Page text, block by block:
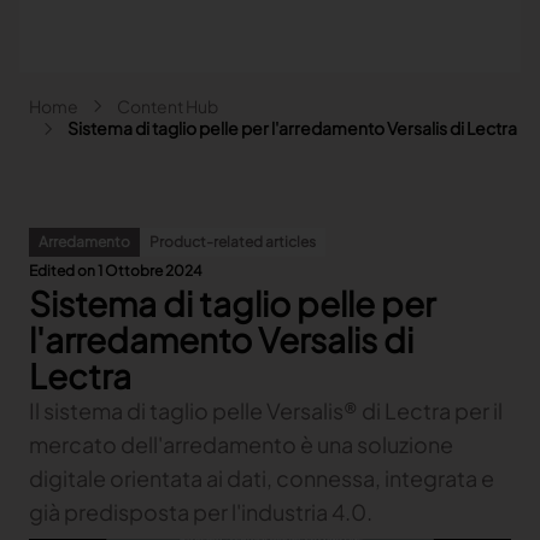
Fashion
Lectra & Fashion
Le nostre soluzioni
Our Fashion Solutions
Content hub
Indietro
Explore our content
Automotive
Lectra & Automotive
Le nostre soluzioni
Our Automotive Solutions
Content hub
Indietro
Arredamento
Lectra & Arredamento
Le nostre soluzioni
Indietro
Content hub
Indietro
Altri settori
Lectra & Altri settori
Le nostre soluzioni
Indietro
Contatto
Main navigation - Search Cerca
Search
Briciole di pane
Home
Content Hub
Sistema di taglio pelle per l'arredamento Versalis di Lectra
Arredamento
Product-related articles
Edited on 1 Ottobre 2024
Sistema di taglio pelle per
l'arredamento Versalis di
Lectra
Il sistema di taglio pelle Versalis® di Lectra per il
mercato dell'arredamento è una soluzione
digitale orientata ai dati, connessa, integrata e
già predisposta per l'industria 4.0.